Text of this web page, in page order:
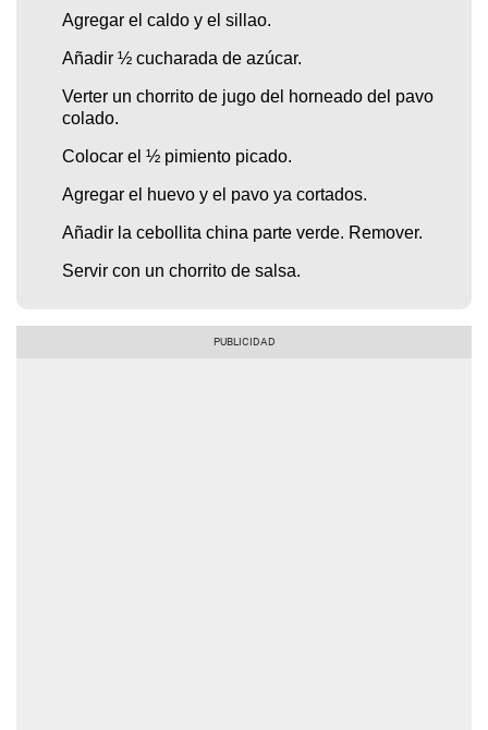
Agregar el caldo y el sillao.
Añadir ½ cucharada de azúcar.
Verter un chorrito de jugo del horneado del pavo
colado.
Colocar el ½ pimiento picado.
Agregar el huevo y el pavo ya cortados.
Añadir la cebollita china parte verde. Remover.
Servir con un chorrito de salsa.